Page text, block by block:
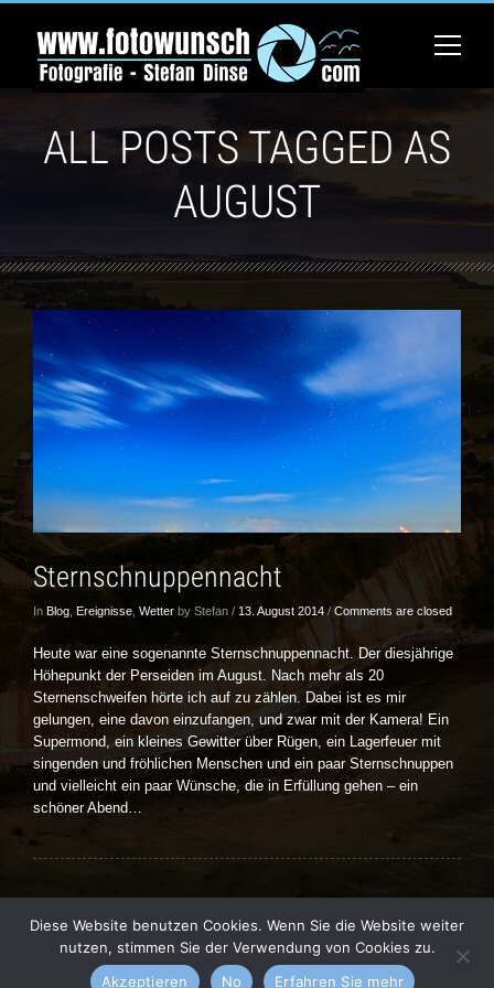
ALL POSTS TAGGED AS
AUGUST
Sternschnuppennacht
In Blog Ereignisse Wetter by Stefan / 13. August 2014/ Comments are closed
Heute war eine sogenannte Sternschnuppennacht. Der diesjährige
Höhepunkt der Perseiden im August. Nach mehr als 20
Sternenschweifen hörte ich auf zu zählen. Dabei ist es mir
gelungen, eine davon einzufangen, und zwar mit der Kamera! Ein
Supermond, ein kleines Gewitter über Rügen, ein Lagerfeuer mit
singenden und fröhlichen Menschen und ein paar Sternschnuppen
und vielleicht ein paar Wünsche, die in Erfüllung gehen – ein
schöner Abend…
Vernissage theme by kotofey. All Rights Reserved.
Diese Website benutzen Cookies. Wenn Sie die Website weiter
nutzen, stimmen Sie der Verwendung von Cookies zu.
Akzeptieren
No Erfahren Sie mehr